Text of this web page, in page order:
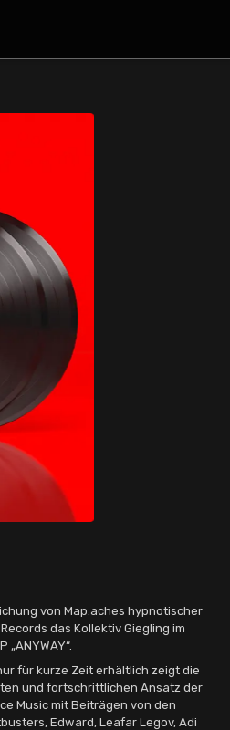
von Map.aches hypnotischer
das Kollektiv Giegling im
für kurze Zeit erhältlich zeigt die
und fortschrittlichen Ansatz der
Music mit Beiträgen von den
Edward, Leafar Legov, Adi